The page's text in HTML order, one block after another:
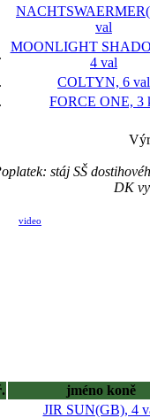
val
MOONLIGHT
4 val
COLTYN, 6 val
FORCE ONE, 3
stáj SŠ
DK
video
jméno koně
JIR SUN(GB), 4